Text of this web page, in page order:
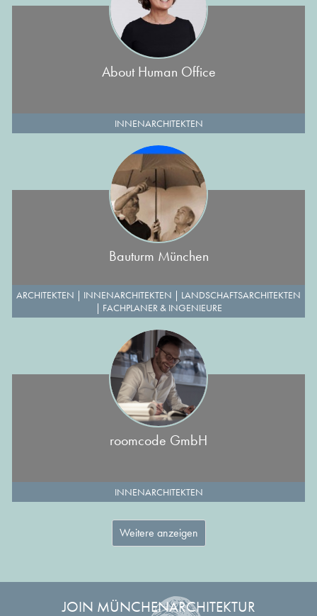
About Human Office
INNENARCHITEKTEN
Bauturm München
ARCHITEKTEN | INNENARCHITEKTEN | LANDSCHAFTSARCHITEKTEN
| FACHPLANER & INGENIEURE
roomcode GmbH
INNENARCHITEKTEN
Weitere anzeigen
JOIN MÜNCHENARCHITEKTUR